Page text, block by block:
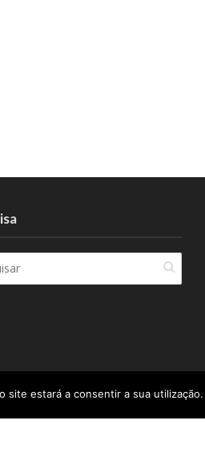
site estará a consentir a sua utilização.